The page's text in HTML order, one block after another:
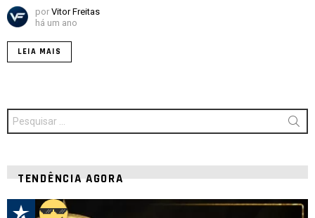
por Vitor Freitas
há um ano
LEIA MAIS
Procurar
por:
TENDÊNCIA AGORA